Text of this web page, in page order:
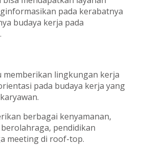
pada kerabatnya
budaya kerja pada
memberikan lingkungan kerja
pada budaya kerja yang
berbagai kenyamanan,
pendidikan
meeting di roof-top.